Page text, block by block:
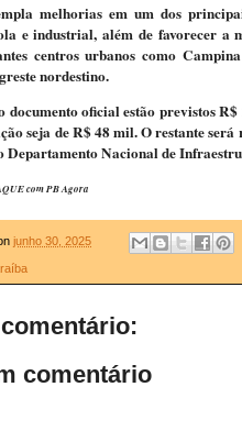
melhorias em um dos
e industrial, além de favorecer a
centros urbanos como
nordestino.
documento oficial estão previstos
seja de R$ 48 mil. O restante
Departamento Nacional de
com PB Agora
junho 30, 2025
comentário